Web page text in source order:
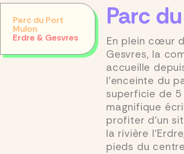
Parc du Port
Mulon
Erdre & Gesvres
Parc
En plein cœur
Gesvres, la
accueille
l’enceinte du
superficie de
magnifique
profiter d’un
la rivière
pieds du